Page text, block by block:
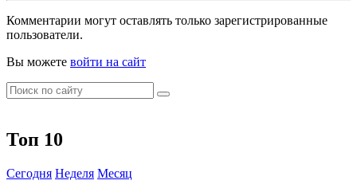
Комментарии могут оставлять только зарегистрированные
пользователи.
Вы можете войти на сайт
Топ 10
Сегодня Неделя Месяц